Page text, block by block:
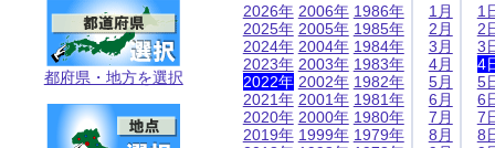
都府県・地方を選択
2026年
2025年
2024年
2023年
2022年
2021年
2020年
2019年
2006年
2005年
2004年
2003年
2002年
2001年
2000年
1999年
1986年
1985年
1984年
1983年
1982年
1981年
1980年
1979年
1月
2月
3月
4月
5月
6月
7月
8月
1
2
3
4
5
6
7
8